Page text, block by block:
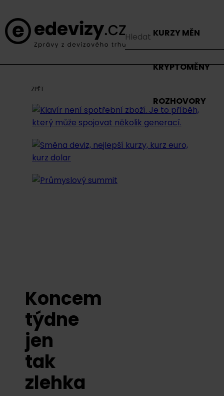
KURZY MĚN
KRYPTOMĚNY
ROZHOVORY
ZPĚT
Koncem
týdne
jen
tak
zlehka